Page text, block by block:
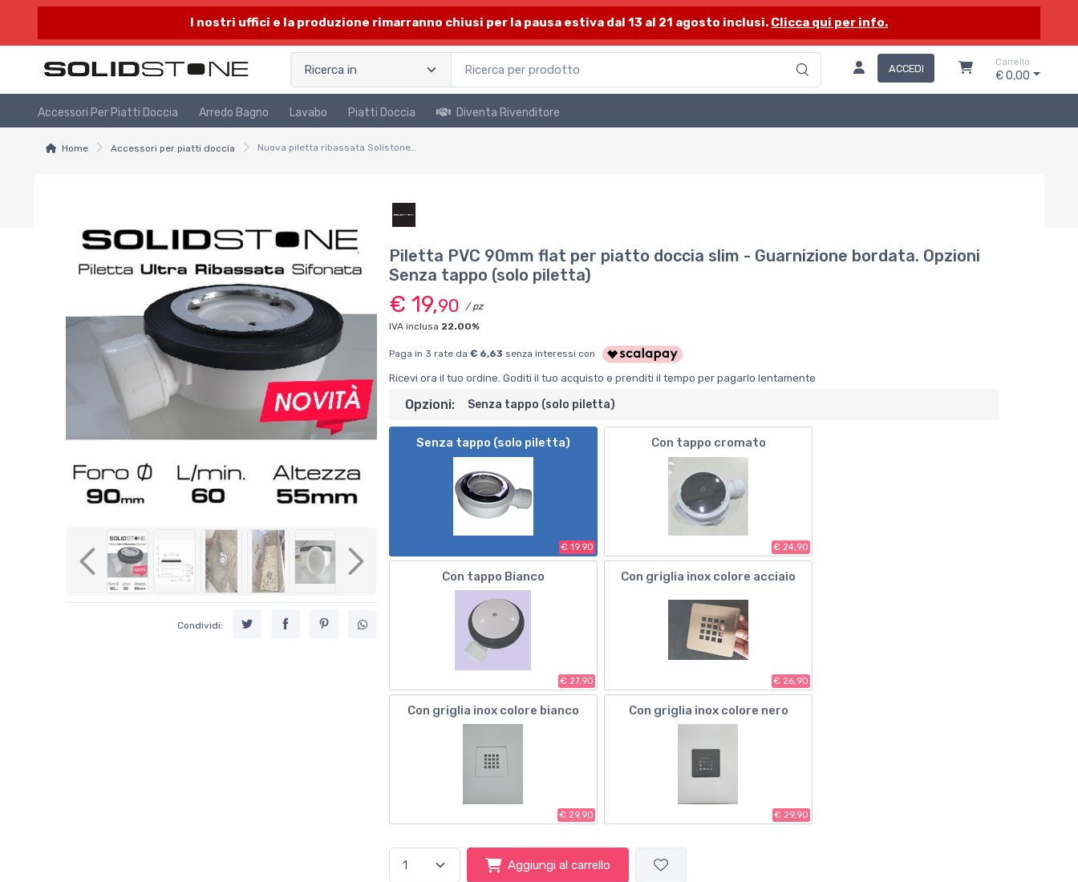
I nostri uffici e la produzione rimarranno chiusi per la pausa estiva dal 13 al 21 agosto inclusi. Clicca qui per info.
ACCEDI
Carrello
€ 0,00
Accessori Per Piatti Doccia Arredo Bagno Lavabo Piatti Doccia Diventa Rivenditore
Home Accessori per piatti doccia Nuova piletta ribassata Solistone foro 90mm con guarnizione bordata, di sicurezza. Vano con nuovo disegno per ispezione e pulizia.
Previous Next
Condividi:
Piletta PVC 90mm flat per piatto doccia slim - Guarnizione bordata. Opzioni
Senza tappo (solo piletta)
€ 19,90
/ pz
IVA inclusa 22.00%
Paga in 3 rate da€ 6,63 senza interessi con
Ricevi ora il tuo ordine. Goditi il tuo acquisto e prenditi il tempo per pagarlo lentamente
Opzioni: Senza tappo (solo piletta)
Senza tappo (solo piletta)
€ 19,90
Con tappo cromato
€ 24,90
Con tappo Bianco
€ 27,90
Con griglia inox colore acciaio
€ 26,90
Con griglia inox colore bianco
€ 29,90
Con griglia inox colore nero
€ 29,90
Aggiungi al carrello